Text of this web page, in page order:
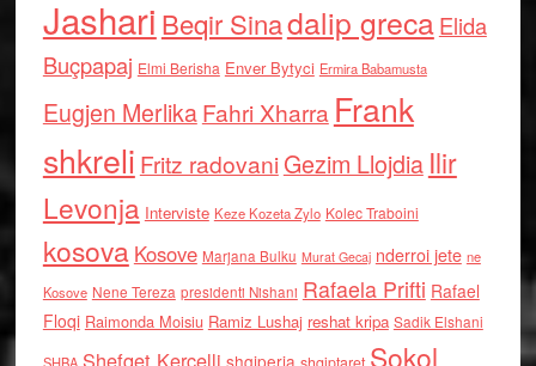
Jashari Beqir Sinadalip grecaElida
Buçpapaj Elmi Berisha Enver Bytyci Ermira Babamusta
Eugjen MerlikaFahri Xharra Frank
shkreli Fritz radovaniGezim Llojdia Ilir
Levonja Interviste Keze Kozeta Zylo Kolec Traboini
kosova Kosove Marjana Bulku Murat Gecaj nderroi jete ne
Kosove Nene Tereza presidenti Nishani Rafaela Prifti Rafael
Floqi Raimonda Moisiu Ramiz Lushaj reshat kripa Sadik Elshani
Shefqet Kercelli shqiperia Sokol